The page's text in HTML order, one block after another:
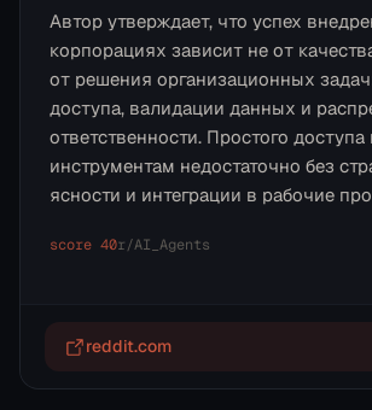
Автор утверждает, что успех
корпорациях зависит не от
от решения организационных
доступа, валидации данных и
ответственности. Простого доступа
инструментам недостаточно без
ясности и интеграции в рабочие
score 40r/AI_Agents
reddit.com